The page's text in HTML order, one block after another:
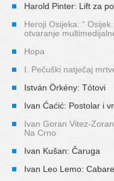
Harold Pinter: Lift za
Heroji Osijeka: “
otvaranje
Hopa
I. Pečuški natječaj
István Örkény: Tótovi
Ivan Ćaćić: Postolar i
Ivan Goran Vitez-
Na Crno
Ivan Kušan: Čaruga
Ivan Leo Lemo: